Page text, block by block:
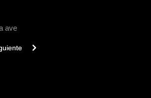
ave
article: Chinchilla Chilena